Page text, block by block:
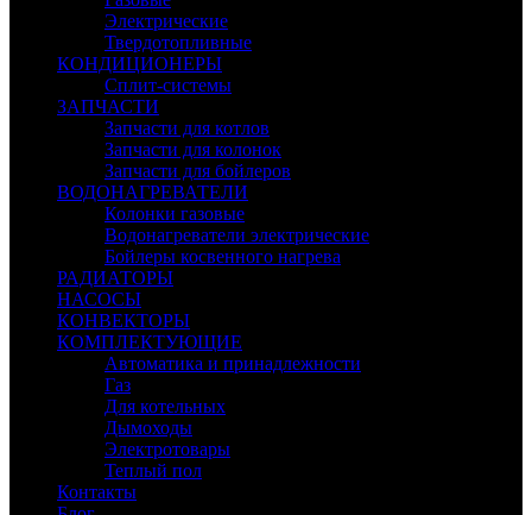
Электрические
Твердотопливные
КОНДИЦИОНЕРЫ
Сплит-системы
ЗАПЧАСТИ
Запчасти для котлов
Запчасти для колонок
Запчасти для бойлеров
ВОДОНАГРЕВАТЕЛИ
Колонки газовые
Водонагреватели электрические
Бойлеры косвенного нагрева
РАДИАТОРЫ
НАСОСЫ
КОНВЕКТОРЫ
КОМПЛЕКТУЮЩИЕ
Автоматика и принадлежности
Газ
Для котельных
Дымоходы
Электротовары
Теплый пол
Контакты